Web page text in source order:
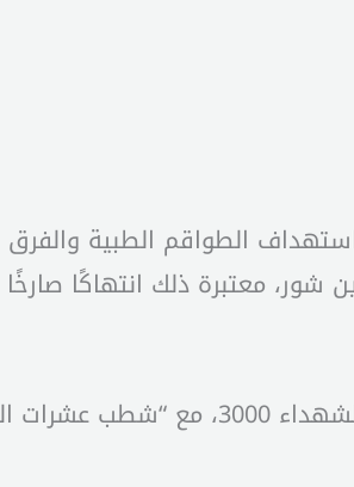
الطواقم الطبية
معتبرة ذلك انتهاكًا
وأشار البيان إلى أنه خلال الشهرين